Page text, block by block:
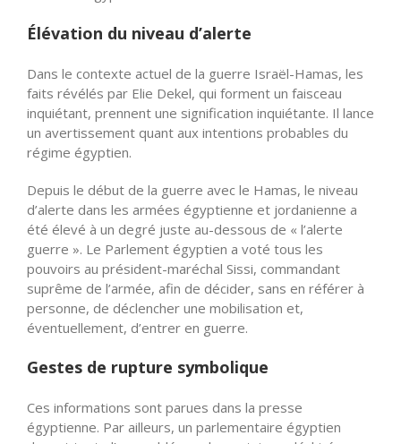
Élévation du niveau d’alerte
Dans le contexte actuel de la guerre Israël-Hamas, les
faits révélés par Elie Dekel, qui forment un faisceau
inquiétant, prennent une signification inquiétante. Il lance
un avertissement quant aux intentions probables du
régime égyptien.
Depuis le début de la guerre avec le Hamas, le niveau
d’alerte dans les armées égyptienne et jordanienne a
été élevé à un degré juste au-dessous de « l’alerte
guerre ». Le Parlement égyptien a voté tous les
pouvoirs au président-maréchal Sissi, commandant
suprême de l’armée, afin de décider, sans en référer à
personne, de déclencher une mobilisation et,
éventuellement, d’entrer en guerre.
Gestes de rupture symbolique
Ces informations sont parues dans la presse
égyptienne. Par ailleurs, un parlementaire égyptien